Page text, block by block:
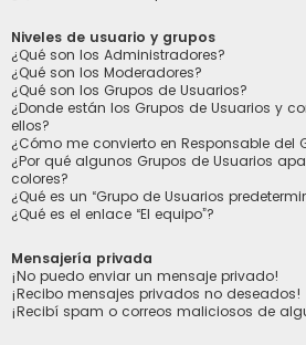
Niveles de usuario y grupos
¿Qué son los Administradores?
¿Qué son los Moderadores?
¿Qué son los Grupos de Usuarios?
¿Donde están los Grupos de Usuarios y
ellos?
¿Cómo me convierto en Responsable del
¿Por qué algunos Grupos de Usuarios
colores?
¿Qué es un “Grupo de Usuarios
¿Qué es el enlace “El equipo”?
Mensajería privada
¡No puedo enviar un mensaje privado!
¡Recibo mensajes privados no deseados!
¡Recibí spam o correos maliciosos de